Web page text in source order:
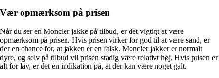
Vær opmærksom på prisen
Når du ser en Moncler jakke på tilbud, er det vigtigt at være
opmærksom på prisen. Hvis prisen virker for god til at være sand, er
der en chance for, at jakken er en falsk. Moncler jakker er normalt
dyre, og selv på tilbud vil prisen stadig være relativt høj. Hvis prisen er
alt for lav, er det en indikation på, at der kan være noget galt.